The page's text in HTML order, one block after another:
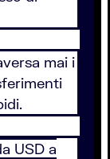
mai i
USD a